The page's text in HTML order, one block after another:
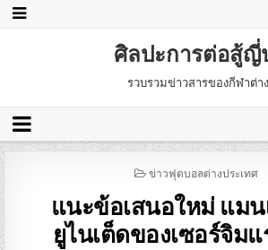
ศิลปะการต่อสู้ญี่
รวบรวมข่าวสารของกีฬาต่า
POSTED
ข่าวฟุตบอลต่างประเทศ
แนะข้อเสนอใหม่ แมน
ยูไนเต็ดของเซอร์จิม